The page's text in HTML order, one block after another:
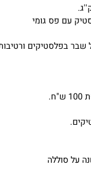
עם פס גומי
ורטיבות מים